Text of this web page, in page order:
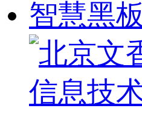
智慧黑板